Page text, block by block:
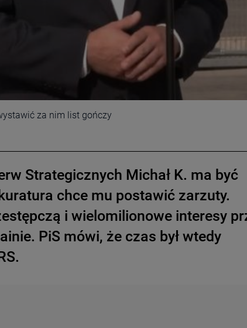
za nim list gończy
Strategicznych Michał K. ma być
chce mu postawić zarzuty.
i wielomilionowe interesy
PiS mówi, że czas był wtedy